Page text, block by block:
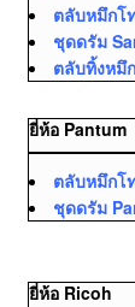
ตลับหมึกโ
ชุดดรัม
ตลับทิ้งหมึ
ยี่ห้อ Pantum
ตลับหมึกโ
ชุดดรัม
ยี่ห้อ Ricoh